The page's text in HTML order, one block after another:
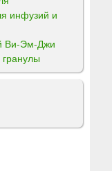
инфузий и
Ви-Эм-Джи